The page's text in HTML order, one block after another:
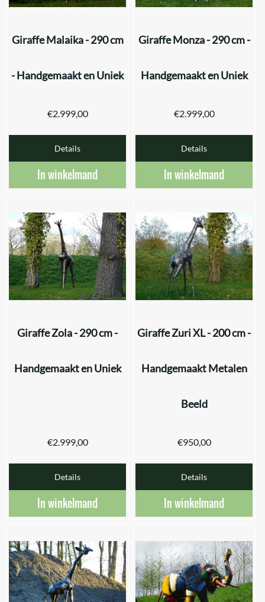
Giraffe Malaika - 290 cm
- Handgemaakt en Uniek
€2.999,00
Details
In winkelmand
Giraffe Monza - 290 cm -
Handgemaakt en Uniek
€2.999,00
Details
In winkelmand
Giraffe Zola - 290 cm -
Handgemaakt en Uniek
€2.999,00
Details
In winkelmand
Giraffe Zuri XL - 200 cm -
Handgemaakt Metalen
Beeld
€950,00
Details
In winkelmand